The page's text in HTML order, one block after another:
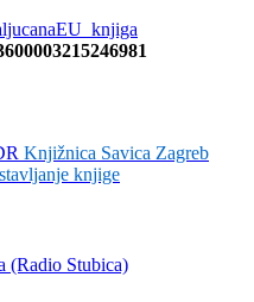
Knjižnica Savica Zagreb
knjige
Učenici OŠ Donja Stubica i ja (Radio Stubica)